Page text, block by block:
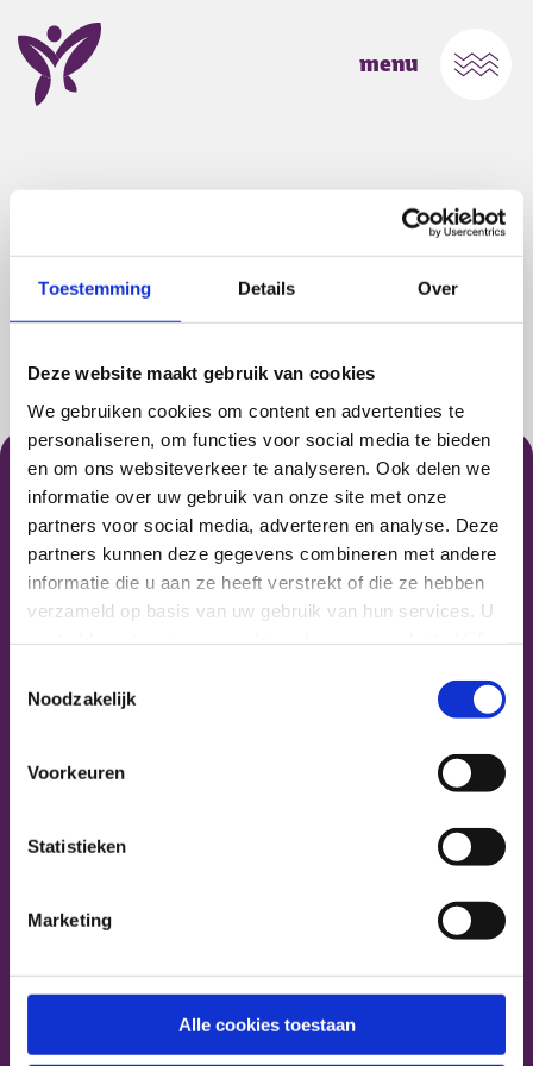
Toestemming Details Over
Deze website maakt gebruik van cookies
We gebruiken cookies om content en advertenties te
personaliseren, om functies voor social media te bieden
en om ons websiteverkeer te analyseren. Ook delen we
informatie over uw gebruik van onze site met onze
partners voor social media, adverteren en analyse. Deze
partners kunnen deze gegevens combineren met andere
informatie die u aan ze heeft verstrekt of die ze hebben
verzameld op basis van uw gebruik van hun services. U
Noodzakelijk
Voorkeuren
Statistieken
Marketing
Alle cookies toestaan
Ga naar Home
menu
Pagina niet gevonden
De opgevraagde pagina bestaat niet (meer) of is
verplaatst. Misschien kunt u via het menu vinden
wat u zoekt?
Footer Cederhof
Ga naar Home
Copyright2026
Footer menu
Nieuws
Nieuwe collega?
Menu Koks Cederhof
Radicale Vernieuwing